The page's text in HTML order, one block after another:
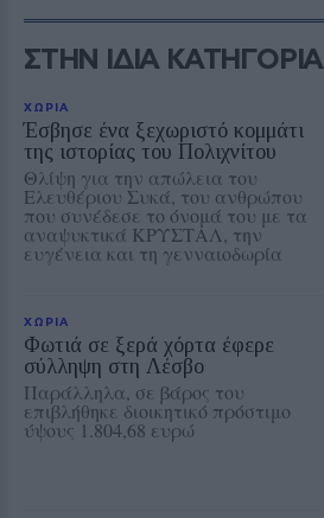
ΣΤΗΝ ΙΔΙΑ ΚΑΤΗΓΟΡΙΑ
ΧΩΡΙΑ
Έσβησε ένα ξεχωριστό κομμάτι
της ιστορίας του Πολιχνίτου
Θλίψη για την απώλεια του
Ελευθέριου Συκά, του ανθρώπου
που συνέδεσε το όνομά του με τα
αναψυκτικά ΚΡΥΣΤΑΛ, την
ευγένεια και τη γενναιοδωρία
ΧΩΡΙΑ
Φωτιά σε ξερά χόρτα έφερε
σύλληψη στη Λέσβο
Παράλληλα, σε βάρος του
επιβλήθηκε διοικητικό πρόστιμο
ύψους 1.804,68 ευρώ